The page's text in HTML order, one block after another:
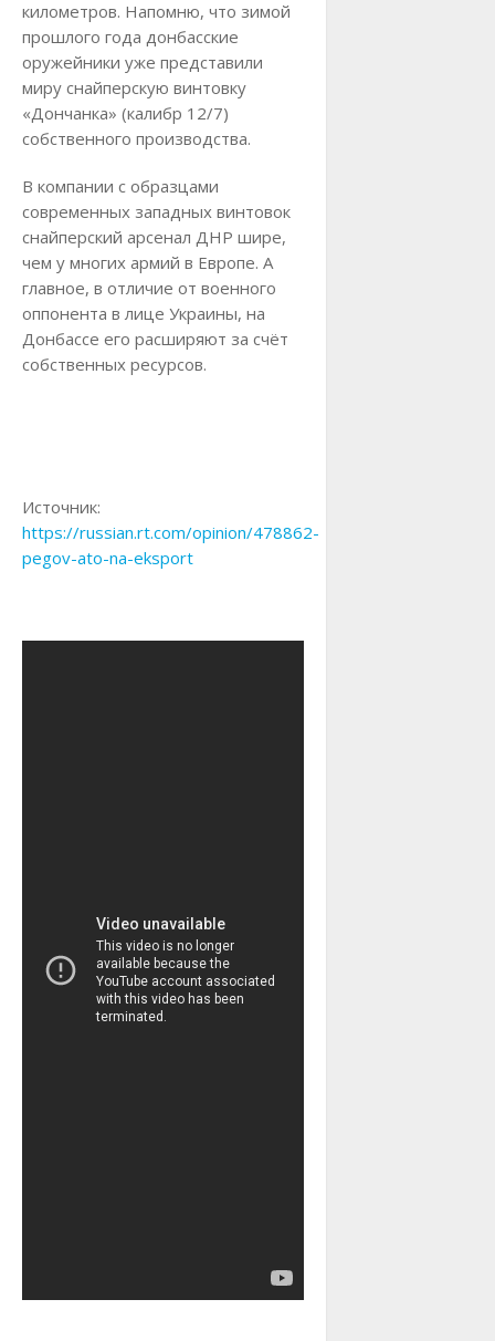
километров. Напомню, что зимой
прошлого года донбасские
оружейники уже представили
миру снайперскую винтовку
«Дончанка» (калибр 12/7)
собственного производства.
В компании с образцами
современных западных винтовок
снайперский арсенал ДНР шире,
чем у многих армий в Европе. А
главное, в отличие от военного
оппонента в лице Украины, на
Донбассе его расширяют за счёт
собственных ресурсов.
Источник:
https://russian.rt.com/opinion/478862-
pegov-ato-na-eksport